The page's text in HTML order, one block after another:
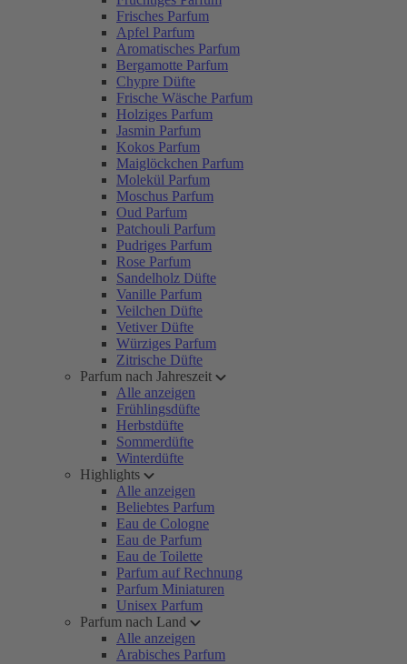
Frisches Parfum
Apfel Parfum
Aromatisches Parfum
Bergamotte Parfum
Chypre Düfte
Frische Wäsche Parfum
Holziges Parfum
Jasmin Parfum
Kokos Parfum
Maiglöckchen Parfum
Molekül Parfum
Moschus Parfum
Oud Parfum
Patchouli Parfum
Pudriges Parfum
Rose Parfum
Sandelholz Düfte
Vanille Parfum
Veilchen Düfte
Vetiver Düfte
Würziges Parfum
Zitrische Düfte
Parfum nach Jahreszeit
Alle anzeigen
Frühlingsdüfte
Herbstdüfte
Sommerdüfte
Winterdüfte
Highlights
Alle anzeigen
Beliebtes Parfum
Eau de Cologne
Eau de Parfum
Eau de Toilette
Parfum auf Rechnung
Parfum Miniaturen
Unisex Parfum
Parfum nach Land
Alle anzeigen
Arabisches Parfum